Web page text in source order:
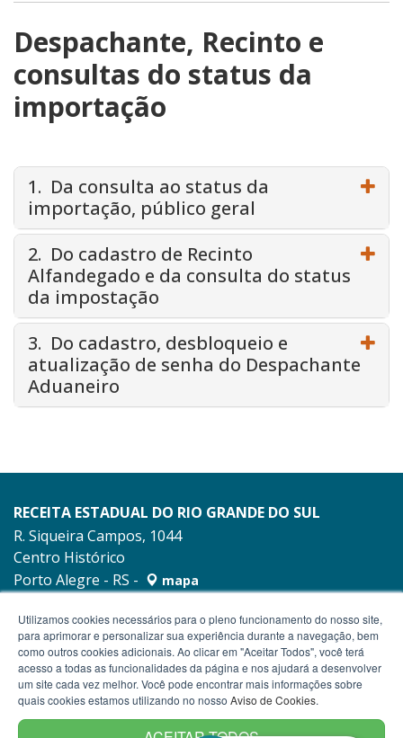
Despachante, Recinto e
consultas do status da
importação
1. Da consulta ao status da
importação, público geral
2. Do cadastro de Recinto
Alfandegado e da consulta do status
da impostação
3. Do cadastro, desbloqueio e
atualização de senha do Despachante
Aduaneiro
RECEITA ESTADUAL DO RIO GRANDE DO SUL
R. Siqueira Campos, 1044
Centro Histórico
Porto Alegre - RS -
mapa
Utilizamos cookies necessários para o pleno funcionamento do nosso site,
para aprimorar e personalizar sua experiência durante a navegação, bem
como outros cookies adicionais. Ao clicar em "Aceitar Todos", você terá
acesso a todas as funcionalidades da página e nos ajudará a desenvolver
um site cada vez melhor. Você pode encontrar mais informações sobre
quais cookies estamos utilizando no nosso Aviso de Cookies.